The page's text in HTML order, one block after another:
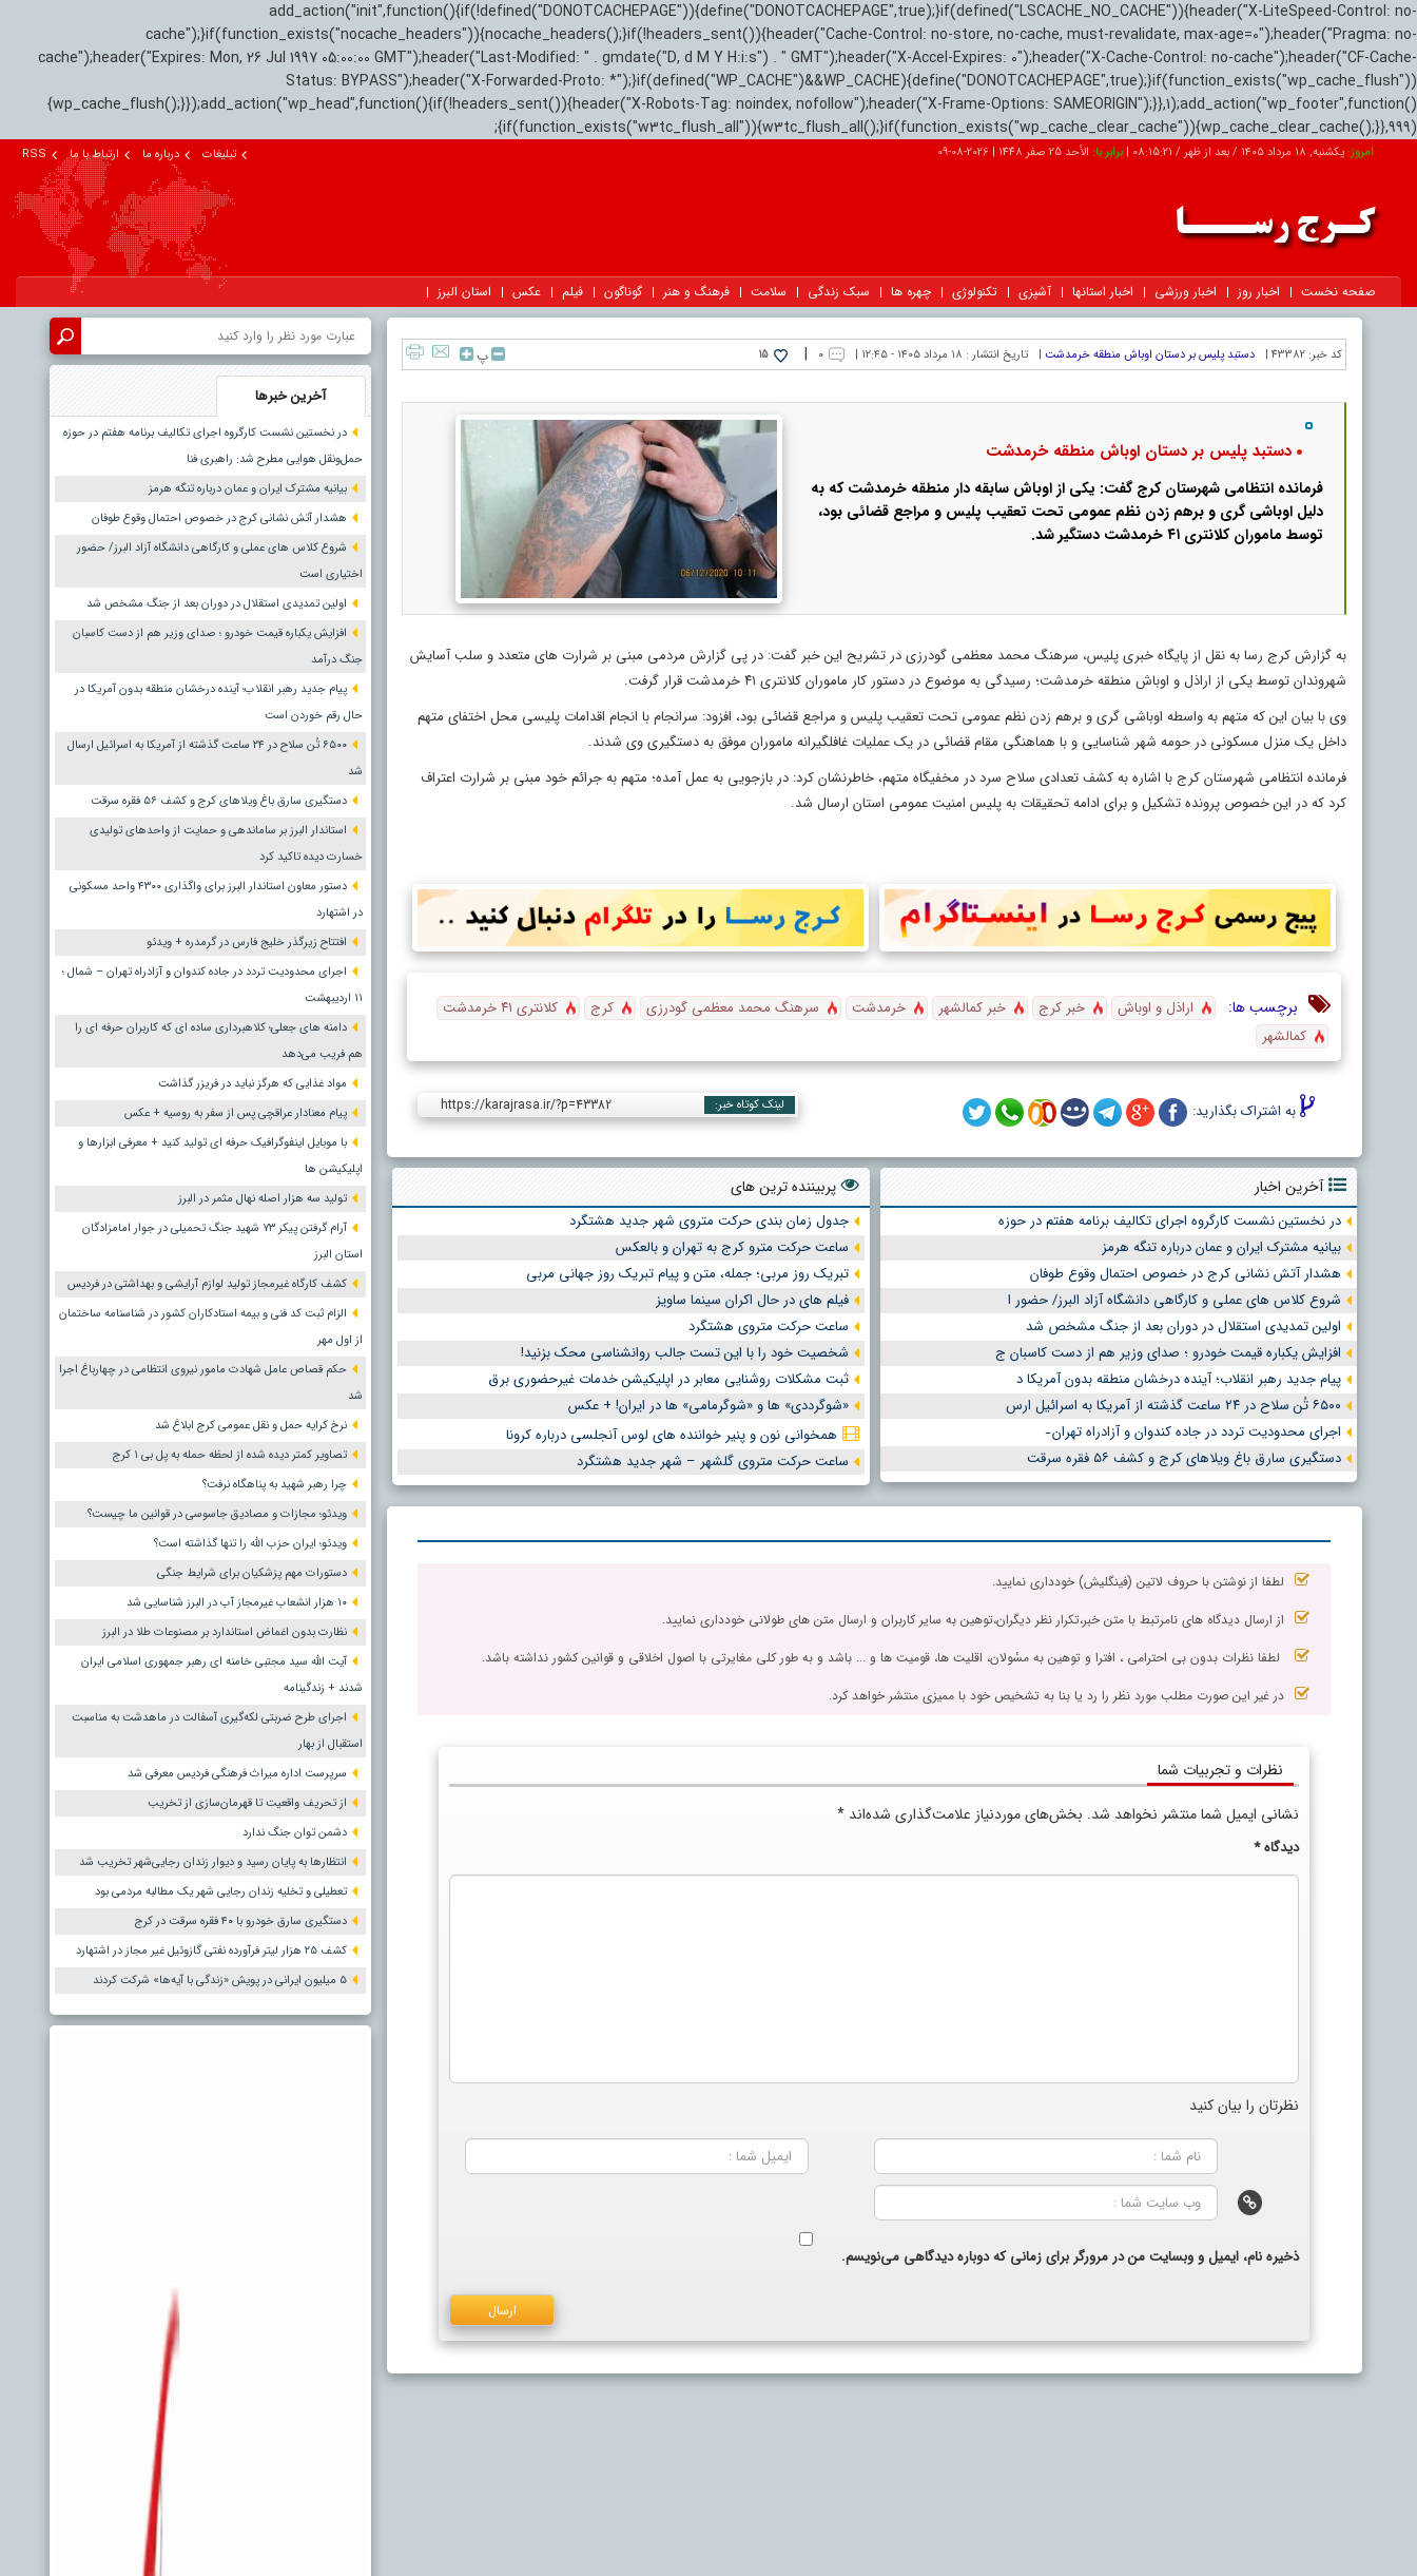
add_action("init",function(){if(!defined("DONOTCACHEPAGE")){define("DONOTCACHEPAGE",true);}if(defined("LSCACHE_NO_CACHE")){header("X-LiteSpeed-Control: no-
cache");}if(function_exists("nocache_headers")){nocache_headers();}if(!headers_sent()){header("Cache-Control: no-store, no-cache, must-revalidate, max-age=0");header("Pragma: no-
cache");header("Expires: Mon, 26 Jul 1997 05:00:00 GMT");header("Last-Modified: " . gmdate("D, d M Y H:i:s") . " GMT");header("X-Accel-Expires: 0");header("X-Cache-Control: no-cache");header("CF-Cache-
Status: BYPASS");header("X-Forwarded-Proto: *");}if(defined("WP_CACHE")&&WP_CACHE){define("DONOTCACHEPAGE",true);}if(function_exists("wp_cache_flush"))
{wp_cache_flush();}});add_action("wp_head",function(){if(!headers_sent()){header("X-Robots-Tag: noindex, nofollow");header("X-Frame-Options: SAMEORIGIN");}},1);add_action("wp_footer",function()
{if(function_exists("w3tc_flush_all")){w3tc_flush_all();}if(function_exists("wp_cache_clear_cache")){wp_cache_clear_cache();}},999);
امروز:یکشنبه, ۱۸ مرداد ۱۴۰۵ / بعد از ظهر / 08:15:22
|برابر با:الأحد 25 صفر 1448 |
2026-08-09 تبلیغات درباره ما ارتباط با ما RSS
صفحه نخست اخبار روز اخبار ورزشی اخبار استانها آشپزی تکنولوژی چهره ها سبک زندگی سلامت فرهنگ و هنر گوناگون فیلم عکس استان البرز
کد خبر: 43382 | دستبد پلیس بر دستان اوباش منطقه خرمدشت | تاریخ انتشار : ۱۸ مرداد ۱۴۰۵ - ۱۲:۴۵ | ۰ |
15 پ
دستبد پلیس بر دستان اوباش منطقه خرمدشت
فرمانده انتظامی شهرستان کرج گفت: یکی از اوباش سابقه دار منطقه خرمدشت که به
دلیل اوباشی گری و برهم زدن نظم عمومی تحت تعقیب پلیس و مراجع قضائی بود،
توسط ماموران کلانتری ۴۱ خرمدشت دستگیر شد.
به گزارش کرج رسا به نقل از پایگاه خبری پلیس، سرهنگ محمد معظمی گودرزی در تشریح این خبر گفت: در پی گزارش مردمی مبنی بر شرارت های متعدد و سلب آسایش
شهروندان توسط یکی از اراذل و اوباش منطقه خرمدشت؛ رسیدگی به موضوع در دستور کار ماموران کلانتری ۴۱ خرمدشت قرار گرفت.
وی با بیان این که متهم به واسطه اوباشی گری و برهم زدن نظم عمومی تحت تعقیب پلیس و مراجع قضائی بود، افزود: سرانجام با انجام اقدامات پلیسی محل اختفای متهم
داخل یک منزل مسکونی در حومه شهر شناسایی و با هماهنگی مقام قضائی در یک عملیات غافلگیرانه ماموران موفق به دستگیری وی شدند.
فرمانده انتظامی شهرستان کرج با اشاره به کشف تعدادی سلاح سرد در مخفیگاه متهم، خاطرنشان کرد: در بازجویی به عمل آمده؛ متهم به جرائم خود مبنی بر شرارت اعتراف
کرد که در این خصوص پرونده تشکیل و برای ادامه تحقیقات به پلیس امنیت عمومی استان ارسال شد.
برچسب ها: اراذل و اوباش خبر کرج خبر کمالشهر خرمدشت سرهنگ محمد معظمی گودرزی کرج
کلانتری ۴۱ خرمدشت
کمالشهر
به اشتراک بگذارید: لینک کوتاه خبر: https://karajrasa.ir/?p=43382
آخرین اخبار
در نخستین نشست کارگروه اجرای تکالیف برنامه هفتم در حوزه
بیانیه مشترک ایران و عمان درباره تنگه هرمز
هشدار آتش نشانی کرج در خصوص احتمال وقوع طوفان
شروع کلاس های عملی و کارگاهی دانشگاه آزاد البرز/ حضور ا
اولین تمدیدی استقلال در دوران بعد از جنگ مشخص شد
افزایش یکباره قیمت خودرو ؛ صدای وزیر هم از دست کاسبان ج
پیام جدید رهبر انقلاب؛ آینده درخشان منطقه بدون آمریکا د
۶۵۰۰ تُن سلاح در ۲۴ ساعت گذشته از آمریکا به اسرائیل ارس
اجرای محدودیت تردد در جاده کندوان و آزادراه تهران ̵
دستگیری سارق باغ ویلاهای کرج و کشف ۵۶ فقره سرقت
پربیننده ترین های
جدول زمان بندی حرکت متروی شهر جدید هشتگرد
ساعت حرکت مترو کرج به تهران و بالعکس
تبریک روز مربی؛ جمله، متن و پیام تبریک روز جهانی مربی
فیلم های در حال اکران سینما ساویز
ساعت حرکت متروی هشتگرد
شخصیت خود را با این تست جالب روانشناسی محک بزنید!
ثبت مشکلات روشنایی معابر در اپلیکیشن خدمات غیرحضوری برق
«شوگرددی» ها و «شوگرمامی» ها در ایران! + عکس
همخوانی نون و پنیر خواننده های لوس آنجلسی درباره کرونا
ساعت حرکت متروی گلشهر – شهر جدید هشتگرد
لطفا از نوشتن با حروف لاتین (فینگلیش) خودداری نمایید.
از ارسال دیدگاه های نامرتبط با متن خبر،تکرار نظر دیگران،توهین به سایر کاربران و ارسال متن های طولانی خودداری نمایید.
لطفا نظرات بدون بی احترامی ، افترا و توهین به مسٔولان، اقلیت ها، قومیت ها و ... باشد و به طور کلی مغایرتی با اصول اخلاقی و قوانین کشور نداشته باشد.
در غیر این صورت مطلب مورد نظر را رد یا بنا به تشخیص خود با ممیزی منتشر خواهد کرد.
نظرات و تجربیات شما
نشانی ایمیل شما منتشر نخواهد شد. بخش‌های موردنیاز علامت‌گذاری شده‌اند *
دیدگاه*
نظرتان را بیان کنید
ذخیره نام، ایمیل و وبسایت من در مرورگر برای زمانی که دوباره دیدگاهی می‌نویسم.
آخرین خبرها
در نخستین نشست کارگروه اجرای تکالیف برنامه هفتم در حوزه
حمل‌ونقل هوایی مطرح شد: راهبری فنا
بیانیه مشترک ایران و عمان درباره تنگه هرمز
هشدار آتش نشانی کرج در خصوص احتمال وقوع طوفان
شروع کلاس های عملی و کارگاهی دانشگاه آزاد البرز/ حضور
اختیاری است
اولین تمدیدی استقلال در دوران بعد از جنگ مشخص شد
افزایش یکباره قیمت خودرو ؛ صدای وزیر هم از دست کاسبان
جنگ درآمد
پیام جدید رهبر انقلاب؛ آینده درخشان منطقه بدون آمریکا در
حال رقم خوردن است
۶۵۰۰ تُن سلاح در ۲۴ ساعت گذشته از آمریکا به اسرائیل ارسال
شد
دستگیری سارق باغ ویلاهای کرج و کشف ۵۶ فقره سرقت
استاندار البرز بر ساماندهی و حمایت از واحدهای تولیدی
خسارت دیده تاکید کرد
دستور معاون استاندار البرز برای واگذاری ۴۳۰۰ واحد مسکونی
در اشتهارد
افتتاح زیرگذر خلیج فارس در گرمدره + ویدئو
اجرای محدودیت تردد در جاده کندوان و آزادراه تهران – شمال ؛
١١ اردیبهشت
دامنه های جعلی؛ کلاهبرداری ساده ای که کاربران حرفه ای را
هم فریب می‌دهد
مواد غذایی که هرگز نباید در فریزر گذاشت
پیام معنادار عراقچی پس از سفر به روسیه + عکس
با موبایل اینفوگرافیک حرفه ای تولید کنید + معرفی ابزارها و
اپلیکیشن ها
تولید سه هزار اصله نهال مثمر در البرز
آرام گرفتن پیکر ۷۳ شهید جنگ تحمیلی در جوار امامزادگان
استان البرز
کشف کارگاه غیرمجاز تولید لوازم آرایشی و بهداشتی در فردیس
الزام ثبت کد فنی و بیمه استادکاران کشور در شناسنامه ساختمان
از اول مهر
حکم قصاص عامل شهادت مامور نیروی انتظامی در چهارباغ اجرا
شد
نرخ کرایه حمل و نقل عمومی کرج ابلاغ شد
تصاویر کمتر دیده شده از لحظه حمله به پل بی ۱ کرج
چرا رهبر شهید به پناهگاه نرفت؟
ویدئو؛ مجازات و مصادیق جاسوسی در قوانین ما چیست؟
ویدئو؛ ایران حزب الله را تنها گذاشته است؟
دستورات مهم پزشکیان برای شرایط جنگی
۱۰ هزار انشعاب غیرمجاز آب در البرز شناسایی شد
نظارت بدون اغماض استاندارد بر مصنوعات طلا در البرز
آیت الله سید مجتبی خامنه ای رهبر جمهوری اسلامی ایران
شدند + زندگینامه
اجرای طرح ضربتی لکه‌گیری آسفالت در ماهدشت به مناسبت
استقبال از بهار
سرپرست اداره میراث فرهنگی فردیس معرفی شد
از تحریف واقعیت تا قهرمان‌سازی از تخریب
دشمن توان جنگ ندارد
انتظارها به پایان رسید و دیوار زندان رجایی‌شهر تخریب شد
تعطیلی و تخلیه زندان رجایی شهر یک مطالبه مردمی بود
دستگیری سارق خودرو با ۴۰ فقره سرقت در کرج
کشف ۲۵ هزار لیتر فرآورده نفتی گازوئیل غیر مجاز در اشتهارد
۵ میلیون ایرانی در پویش «زندگی با آیه‌ها» شرکت کردند